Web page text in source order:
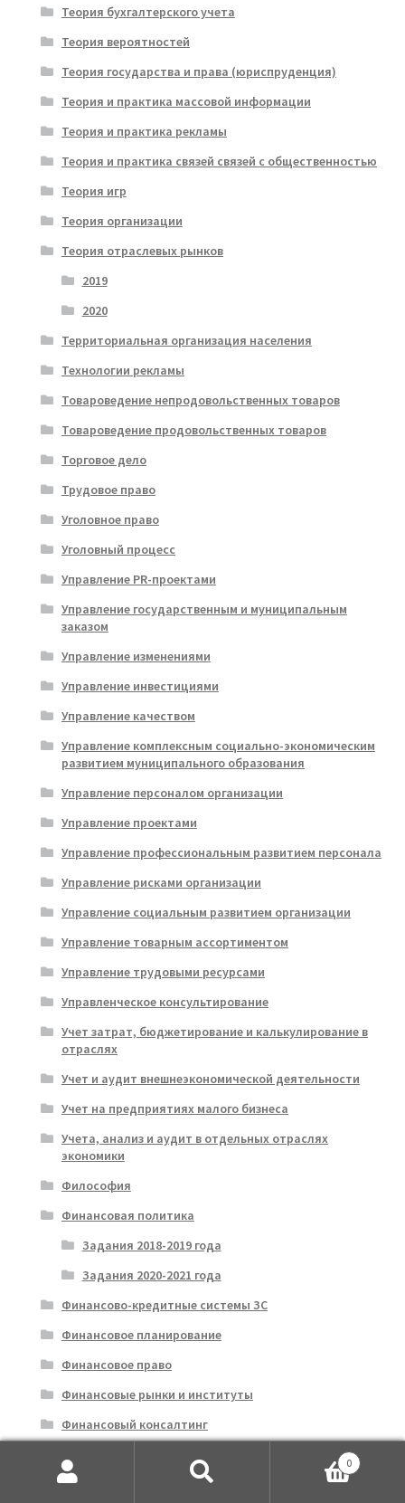
Теория бухгалтерского учета
Теория вероятностей
Теория государства и права (юриспруденция)
Теория и практика массовой информации
Теория и практика рекламы
Теория и практика связей связей с общественностью
Теория игр
Теория организации
Теория отраслевых рынков
2019
2020
Территориальная организация населения
Технологии рекламы
Товароведение непродовольственных товаров
Товароведение продовольственных товаров
Торговое дело
Трудовое право
Уголовное право
Уголовный процесс
Управление PR-проектами
Управление государственным и муниципальным
заказом
Управление изменениями
Управление инвестициями
Управление качеством
Управление комплексным социально-экономическим
развитием муниципального образования
Управление персоналом организации
Управление проектами
Управление профессиональным развитием персонала
Управление рисками организации
Управление социальным развитием организации
Управление товарным ассортиментом
Управление трудовыми ресурсами
Управленческое консультирование
Учет затрат, бюджетирование и калькулирование в
отраслях
Учет и аудит внешнеэкономической деятельности
Учет на предприятиях малого бизнеса
Учета, анализ и аудит в отдельных отраслях
экономики
Философия
Финансовая политика
Задания 2018-2019 года
Задания 2020-2021 года
Финансово-кредитные системы ЗС
Финансовое планирование
Финансовое право
Финансовые рынки и институты
Финансовый консалтинг
Финансовый менеджмент
0